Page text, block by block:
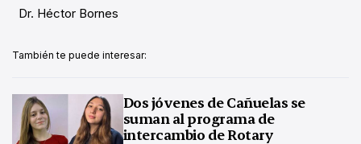
Dr. Héctor Bornes
También te puede interesar:
Dos jóvenes de Cañuelas se
suman al programa de
intercambio de Rotary